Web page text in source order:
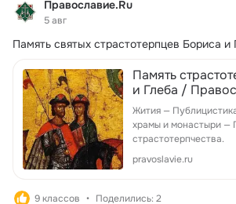
Православие.Ru
5 авг
Память святых страстотерпцев Бориса и
Память
и Глеба /
Жития —
храмы и монастыри —
страстотерпчества.
pravoslavie.ru
9 классов Поделились: 2